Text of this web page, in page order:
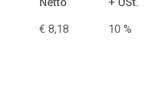
€ 8,18 10 %